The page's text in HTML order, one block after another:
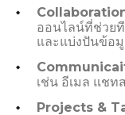
ออนไลน์ที่ช่วย
และแบ่งปันข้อ
เช่น อีเมล แชท
Projects &